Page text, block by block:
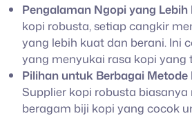
Pengalaman Ngopi yang Lebih
kopi robusta, setiap cangkir
yang lebih kuat dan berani. Ini
yang menyukai rasa kopi yang
Pilihan untuk Berbagai Metode
Supplier kopi robusta biasanya
beragam biji kopi yang cocok